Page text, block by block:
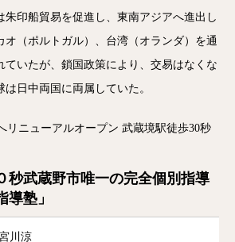
朱印船貿易を促進し、東南アジアへ進出し
オ（ポルトガル）、台湾（オランダ）を通
ていたが、鎖国政策により、交易はなくな
日中両国に両属していた。
秒武蔵野市唯一の完全個別指導
塾」
川涼